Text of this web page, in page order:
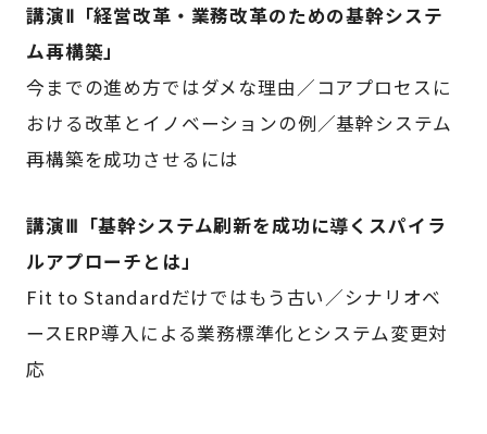
講演Ⅱ「経営改革・業務改革のための基幹システ
ム再構築」
今までの進め方ではダメな理由／コアプロセスに
おける改革とイノベーションの例／基幹システム
再構築を成功させるには
講演Ⅲ「基幹システム刷新を成功に導くスパイラ
ルアプローチとは」
Fit to Standardだけではもう古い／シナリオベ
ースERP導入による業務標準化とシステム変更対
応